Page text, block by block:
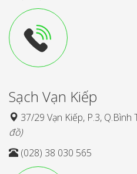
Sạch Vạn Kiếp
37/29 Vạn Kiếp, P.3, Q.Bình
đồ)
(028) 38 030 565